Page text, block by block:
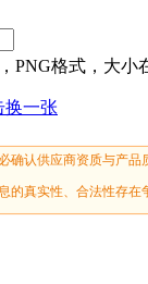
PNG格式，大小
换一张
确认供应商资质与产品
的真实性、合法性存在